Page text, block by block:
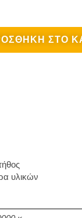
ΣΤΟ
υλικών